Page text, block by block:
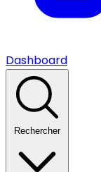
Dashboard
Rechercher